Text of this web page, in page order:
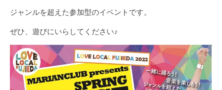
ジャンルを超えた参加型のイベントです。
ぜひ、遊びにいらしてください♪